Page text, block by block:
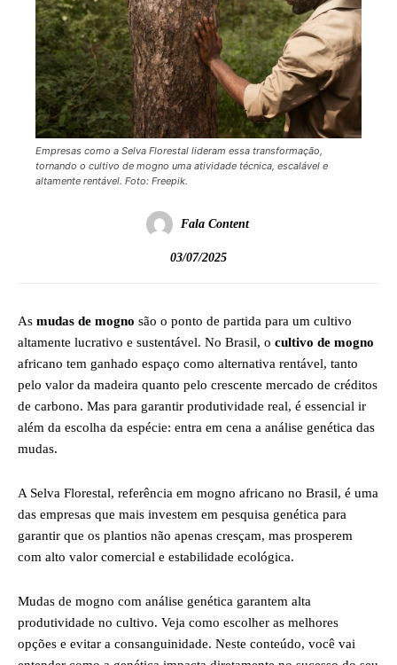
Empresas como a Selva Florestal lideram essa transformação,
tornando o cultivo de mogno uma atividade técnica, escalável e
altamente rentável. Foto: Freepik.
Fala Content
03/07/2025
As mudas de mogno são o ponto de partida para um cultivo
altamente lucrativo e sustentável. No Brasil, o cultivo de mogno
africano tem ganhado espaço como alternativa rentável, tanto
pelo valor da madeira quanto pelo crescente mercado de créditos
de carbono. Mas para garantir produtividade real, é essencial ir
além da escolha da espécie: entra em cena a análise genética das
mudas.
A Selva Florestal, referência em mogno africano no Brasil, é uma
das empresas que mais investem em pesquisa genética para
garantir que os plantios não apenas cresçam, mas prosperem
com alto valor comercial e estabilidade ecológica.
Mudas de mogno com análise genética garantem alta
produtividade no cultivo. Veja como escolher as melhores
opções e evitar a consanguinidade. Neste conteúdo, você vai